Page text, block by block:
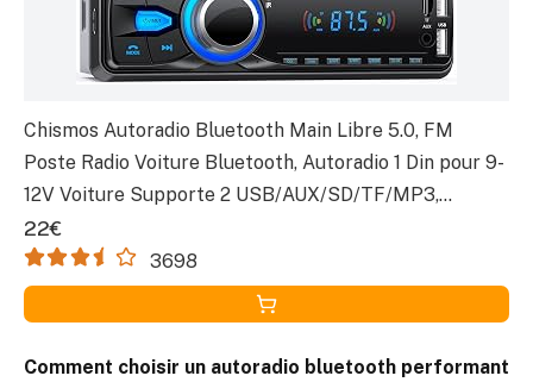
Chismos Autoradio Bluetooth Main Libre 5.0, FM
Poste Radio Voiture Bluetooth, Autoradio 1 Din pour 9-
12V Voiture Supporte 2 USB/AUX/SD/TF/MP3,
Supporte iOS/Android
22€
3698
Comment choisir un autoradio bluetooth performant